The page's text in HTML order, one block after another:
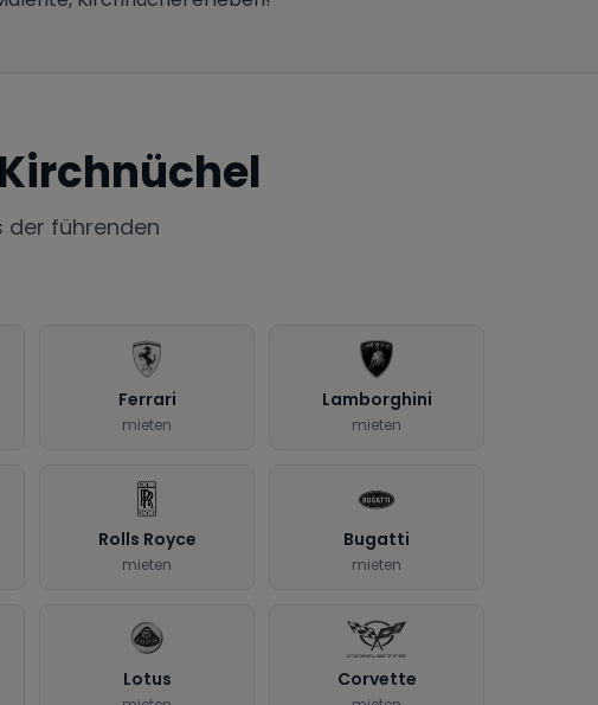
der führenden
Ferrari
mieten
Lamborghini
mieten
Rolls Royce
mieten
Bugatti
mieten
Lotus Corvette